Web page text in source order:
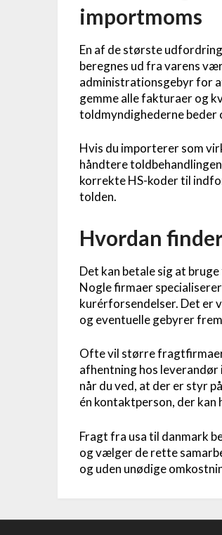
importmoms
En af de største
beregnes ud fra varens
administrationsgebyr for
gemme alle fakturaer og
toldmyndighederne beder
Hvis du importerer som
håndtere
korrekte HS-koder til
tolden.
Hvordan
Det kan betale sig at
Nogle firmaer
kurérforsendelser. Det er
og eventuelle gebyrer
Ofte vil større fragtfirmaer
afhentning hos leverandør
når du ved, at der er styr
én kontaktperson, der
Fragt fra usa til danmark
og vælger de rette
og uden unødige